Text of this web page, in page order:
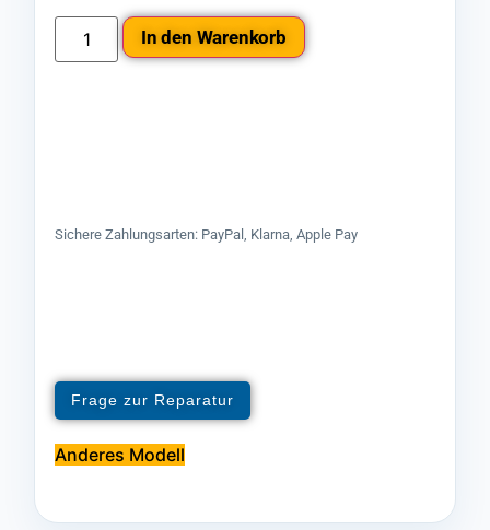
In den Warenkorb
Sichere Zahlungsarten: PayPal, Klarna, Apple Pay
Frage zur Reparatur
Anderes Modell